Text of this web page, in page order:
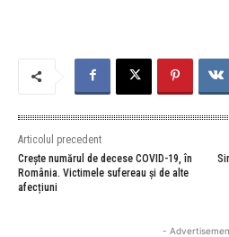
Articolul precedent
Crește numărul de decese COVID-19, în
România. Victimele sufereau și de alte
afecțiuni
-